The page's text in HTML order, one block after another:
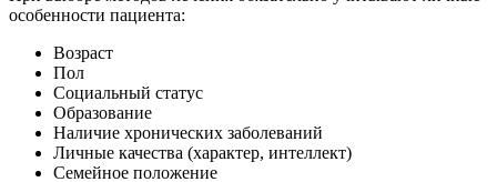
особенности пациента:
Возраст
Пол
Социальный статус
Образование
Наличие хронических заболеваний
Личные качества (характер, интеллект)
Семейное положение